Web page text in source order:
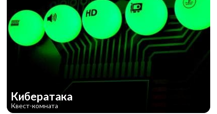
Кибератака
Квест-комната